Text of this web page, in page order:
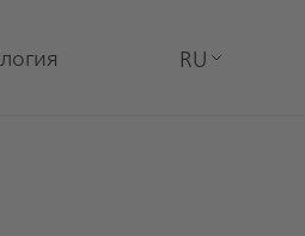
RU